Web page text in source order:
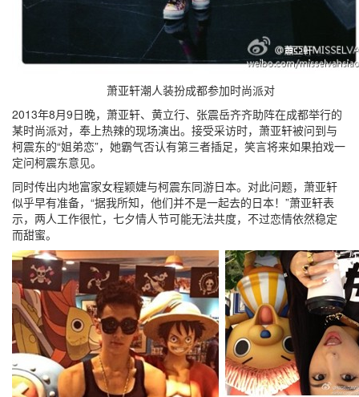
萧亚轩潮人装扮成都参加时尚派对
2013年8月9日晚，萧亚轩、黄立行、张震岳齐齐助阵在成都举行的
某时尚派对，奉上热辣的现场演出。接受采访时，萧亚轩被问到与
柯震东的“姐弟恋”，她霸气否认有第三者插足，笑言将来如果拍戏一
定问柯震东意见。
同时传出内地富家女程颖婕与柯震东同游日本。对此问题，萧亚轩
似乎早有准备，“据我所知，他们并不是一起去的日本！”萧亚轩表
示，两人工作很忙，七夕情人节可能无法共度，不过恋情依然稳定
而甜蜜。